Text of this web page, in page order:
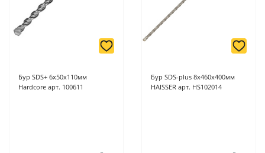
Бур SDS+ 6х50х110мм
Hardcore арт. 100611
Бур SDS-plus 8х460х400мм
HAISSER арт. HS102014